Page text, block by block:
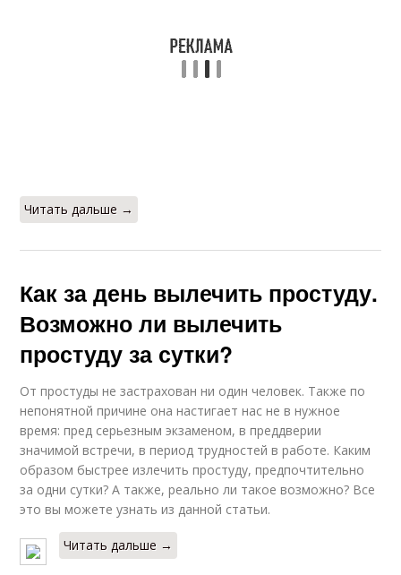
Читать дальше →
Как за день вылечить простуду.
Возможно ли вылечить
простуду за сутки?
От простуды не застрахован ни один человек. Также по
непонятной причине она настигает нас не в нужное
время: пред серьезным экзаменом, в преддверии
значимой встречи, в период трудностей в работе. Каким
образом быстрее излечить простуду, предпочтительно
за одни сутки? А также, реально ли такое возможно? Все
это вы можете узнать из данной статьи.
Читать дальше →